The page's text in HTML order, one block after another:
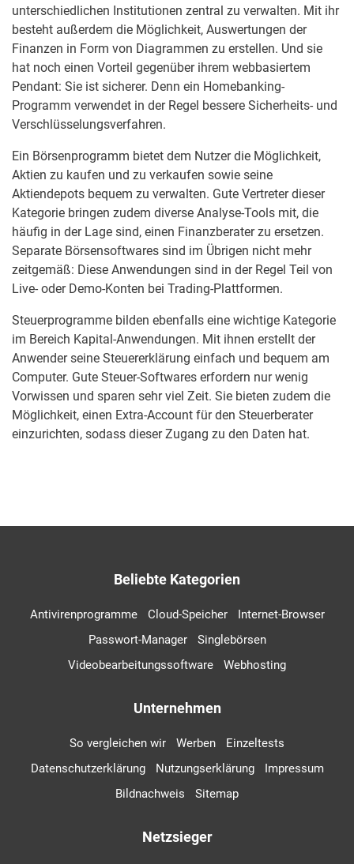
unterschiedlichen Institutionen zentral zu verwalten. Mit ihr
besteht außerdem die Möglichkeit, Auswertungen der
Finanzen in Form von Diagrammen zu erstellen. Und sie
hat noch einen Vorteil gegenüber ihrem webbasiertem
Pendant: Sie ist sicherer. Denn ein Homebanking-
Programm verwendet in der Regel bessere Sicherheits- und
Verschlüsselungsverfahren.
Ein Börsenprogramm bietet dem Nutzer die Möglichkeit,
Aktien zu kaufen und zu verkaufen sowie seine
Aktiendepots bequem zu verwalten. Gute Vertreter dieser
Kategorie bringen zudem diverse Analyse-Tools mit, die
häufig in der Lage sind, einen Finanzberater zu ersetzen.
Separate Börsensoftwares sind im Übrigen nicht mehr
zeitgemäß: Diese Anwendungen sind in der Regel Teil von
Live- oder Demo-Konten bei Trading-Plattformen.
Steuerprogramme bilden ebenfalls eine wichtige Kategorie
im Bereich Kapital-Anwendungen. Mit ihnen erstellt der
Anwender seine Steuererklärung einfach und bequem am
Computer. Gute Steuer-Softwares erfordern nur wenig
Vorwissen und sparen sehr viel Zeit. Sie bieten zudem die
Möglichkeit, einen Extra-Account für den Steuerberater
einzurichten, sodass dieser Zugang zu den Daten hat.
Beliebte Kategorien
Antivirenprogramme Cloud-Speicher
Internet-Browser
Passwort-Manager
Singlebörsen
Videobearbeitungssoftware
Webhosting
Unternehmen
So vergleichen wir Werben
Einzeltests
Datenschutzerklärung
Nutzungserklärung
Impressum
Bildnachweis
Sitemap
Netzsieger